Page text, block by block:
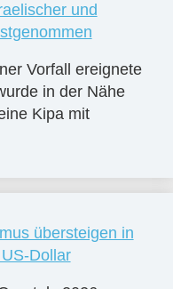
und
Vorfall ereignete
in der Nähe
Kipa mit
übersteigen in
Dollar